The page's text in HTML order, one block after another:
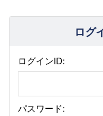
ログ
ログインID:
パスワード: